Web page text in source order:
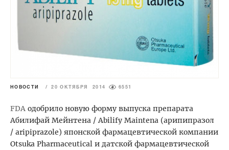
НОВОСТИ / 20 ОКТЯБРЯ 2014 6551
FDA одобрило новую форму выпуска препарата
Абилифай Мейнтена / Abilify Maintena (арипипразол
/ aripiprazole) японской фармацевтической компании
Otsuka Pharmaceutical и датской фармацевтической